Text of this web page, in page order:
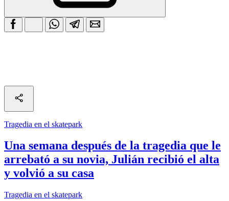
Tragedia en el skatepark
Una semana después de la tragedia que le
arrebató a su novia, Julián recibió el alta
y volvió a su casa
Tragedia en el skatepark